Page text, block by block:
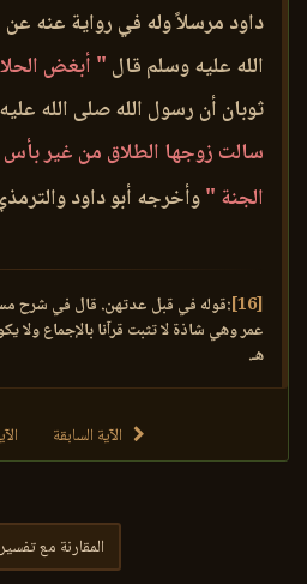
داود مرسلاً وله في رواية عنه
الله عليه وسلم قال " أبغض
ثوبان أن رسول الله صلى الله
سالت زوجها الطلاق من غير بأس
الجنة "وأخرجه أبو داود
[16]
:قوله في قبل عدتهن. قال في شرح
عمر وهي شاذة لا تثبت قرآنا بالإجماع ولا
هـ.
الآية السابقة
المقارنة مع